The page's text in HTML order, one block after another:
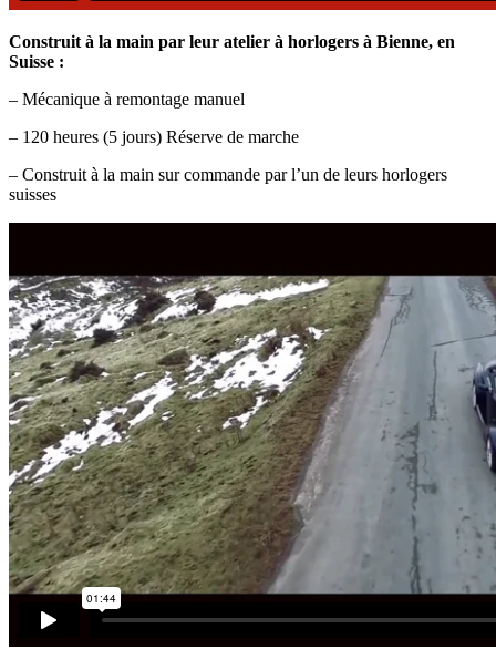
Construit à la main par leur atelier à horlogers à Bienne, en
Suisse :
– Mécanique à remontage manuel
– 120 heures (5 jours) Réserve de marche
– Construit à la main sur commande par l’un de leurs horlogers
suisses